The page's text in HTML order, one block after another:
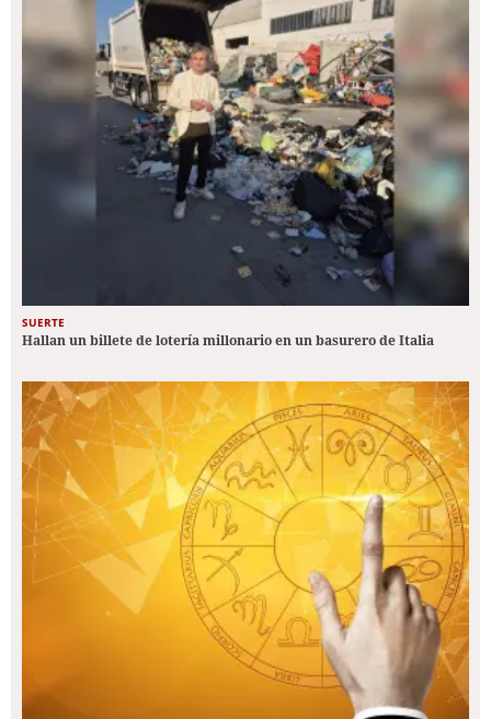
SUERTE
Hallan un billete de lotería millonario en un basurero de Italia